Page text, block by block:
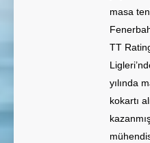
masa
TT
yılında
kokartı